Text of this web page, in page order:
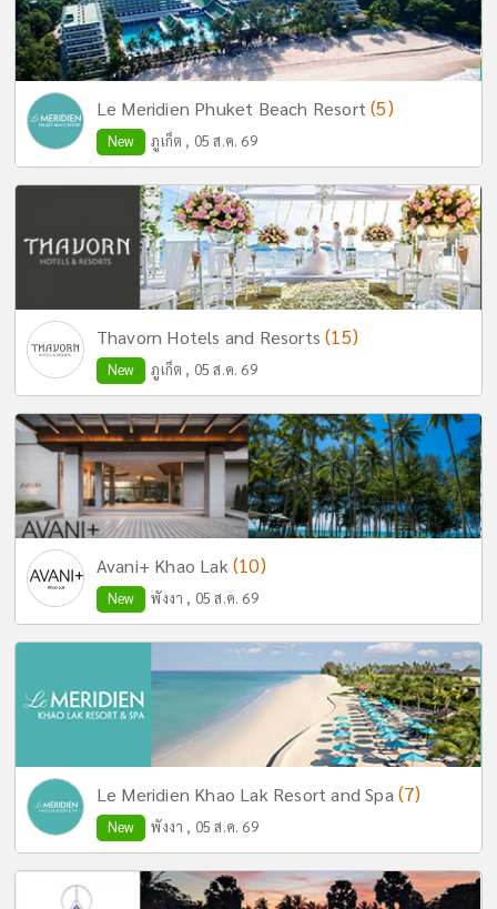
Le Meridien Phuket Beach Resort(5)
New ภูเก็ต , 05 ส.ค. 69
Thavorn Hotels and Resorts(15)
New ภูเก็ต , 05 ส.ค. 69
Avani+ Khao Lak (10)
New พังงา , 05 ส.ค. 69
Le Meridien Khao Lak Resort and Spa (7)
New พังงา , 05 ส.ค. 69